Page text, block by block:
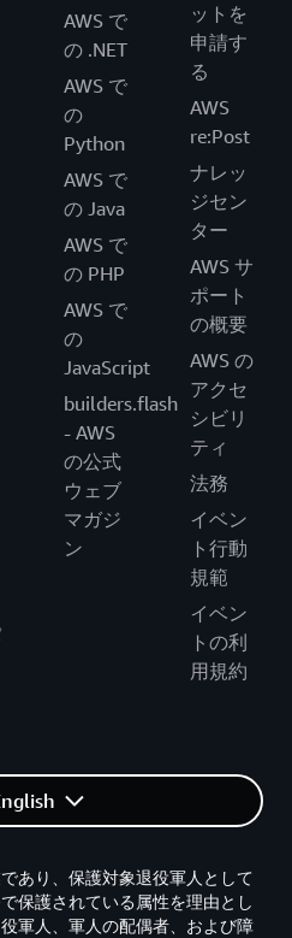
AWS で
の .NET
AWS で
の
Python
AWS で
の Java
AWS で
の PHP
AWS で
の
JavaScript
builders.flash
- AWS
の公式
ウェブ
マガジ
ン
ットを
申請す
る
AWS
re:Post
ナレッ
ジセン
ター
AWS サ
ポート
の概要
AWS の
アクセ
シビリ
ティ
法務
イベン
ト行動
規範
イベン
トの利
用規約
あり、保護対象退役軍人として
保護されている属性を理由とし
軍人、軍人の配偶者、および障